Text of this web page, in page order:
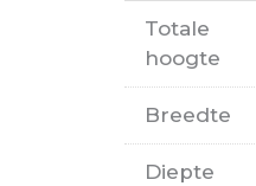
Totale
hoogte
Breedte
Diepte